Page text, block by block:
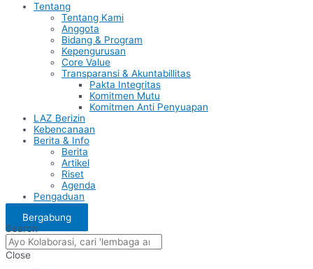
Tentang
Tentang Kami
Anggota
Bidang & Program
Kepengurusan
Core Value
Transparansi & Akuntabillitas
Pakta Integritas
Komitmen Mutu
Komitmen Anti Penyuapan
LAZ Berizin
Kebencanaan
Berita & Info
Berita
Artikel
Riset
Agenda
Pengaduan
Bergabung
Search
Close